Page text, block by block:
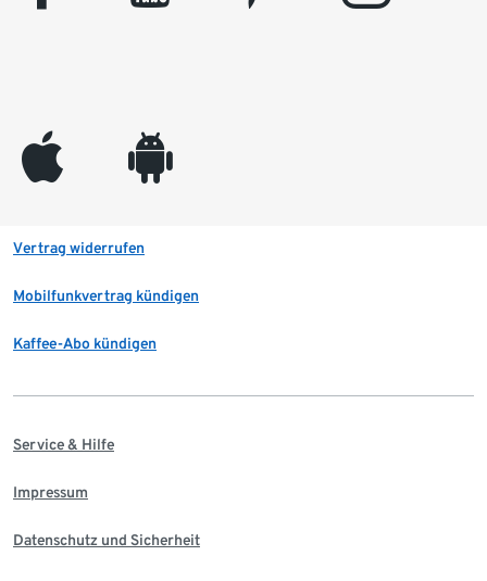
appleinc android
Vertrag widerrufen
Mobilfunkvertrag kündigen
Kaffee-Abo kündigen
Service & Hilfe
Impressum
Datenschutz und Sicherheit